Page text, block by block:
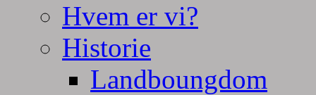
Hvem er vi?
Historie
Landboungdom